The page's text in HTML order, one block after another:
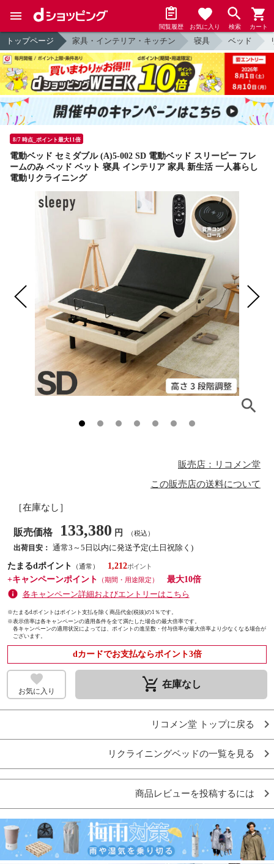
閲覧履歴 お気に入り 検索 カート
トップページ 家具・インテリア・キッチン 寝具 ベッド
8/7 時点_ポイント最大11倍
電動ベッド セミダブル (A)5-002 SD 電動ベッド スリーピー フレ
ームのみ ベッド ベット 寝具 インテリア 家具 新生活 一人暮らし
電動リクライニング
販売店：リコメン堂
この販売店の送料について
［在庫なし］
販売価格 133,380 円 （税込）
出荷目安： 通常3～5日以内に発送予定(土日祝除く)
たまるdポイント
（通常）
1,212
+キャンペーンポイント
（期間・用途限定）
最大10倍
各キャンペーン詳細およびエントリーはこちら
※たまるdポイントはポイント支払を除く商品代金(税抜)の1％です。
※表示倍率は各キャンペーンの適用条件を全て満たした場合の最大倍率です。
各キャンペーンの適用状況によっては、ポイントの進呈数・付与倍率が最大倍率より少なくなる場合が
ございます。
dカードでお支払ならポイント3倍
お気に入り remove_shopping_cart 在庫なし
リコメン堂 トップに戻る
リクライニングベッドの一覧を見る
商品レビューを投稿するには